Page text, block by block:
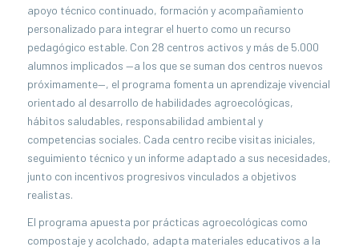
apoyo técnico continuado, formación y acompañamiento
personalizado para integrar el huerto como un recurso
pedagógico estable. Con 28 centros activos y más de 5.000
alumnos implicados —a los que se suman dos centros nuevos
próximamente—, el programa fomenta un aprendizaje vivencial
orientado al desarrollo de habilidades agroecológicas,
hábitos saludables, responsabilidad ambiental y
competencias sociales. Cada centro recibe visitas iniciales,
seguimiento técnico y un informe adaptado a sus necesidades,
junto con incentivos progresivos vinculados a objetivos
realistas.
El programa apuesta por prácticas agroecológicas como
compostaje y acolchado, adapta materiales educativos a la